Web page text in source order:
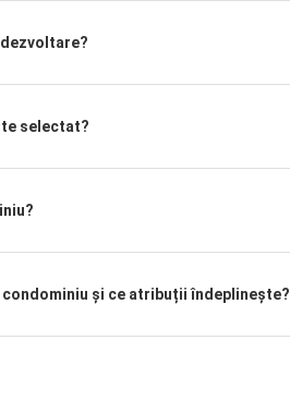
dezvoltare?
selectat?
condominiu și ce atribuții îndeplinește?